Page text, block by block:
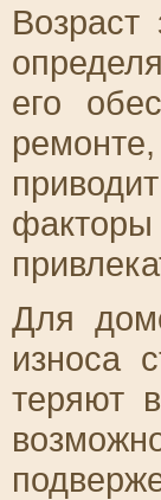
его
Для
износа
теряют